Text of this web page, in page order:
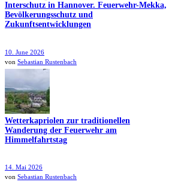
Interschutz in Hannover. Feuerwehr-Mekka,
Bevölkerungsschutz und
Zukunftsentwicklungen
10. June 2026
von Sebastian Rustenbach
Wetterkapriolen zur traditionellen
Wanderung der Feuerwehr am
Himmelfahrtstag
14. Mai 2026
von Sebastian Rustenbach